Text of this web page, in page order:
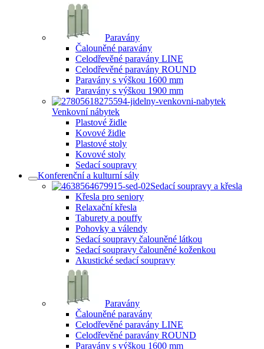
Paravány
Čalouněné paravány
Celodřevěné paravány LINE
Celodřevěné paravány ROUND
Paravány s výškou 1600 mm
Paravány s výškou 1900 mm
Venkovní nábytek
Plastové židle
Kovové židle
Plastové stoly
Kovové stoly
Sedací soupravy
Konferenční a kulturní sály
Sedací soupravy a křesla
Křesla pro seniory
Relaxační křesla
Taburety a pouffy
Pohovky a válendy
Sedací soupravy čalouněné látkou
Sedací soupravy čalouněné koženkou
Akustické sedací soupravy
Paravány
Čalouněné paravány
Celodřevěné paravány LINE
Celodřevěné paravány ROUND
Paravány s výškou 1600 mm